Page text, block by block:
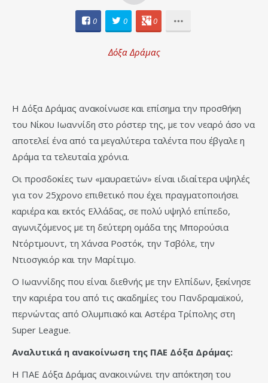
0 0 0
Δόξα Δράμας
Η Δόξα Δράμας ανακοίνωσε και επίσημα την προσθήκη
του Νίκου Ιωαννίδη στο ρόστερ της, με τον νεαρό άσο να
αποτελεί ένα από τα μεγαλύτερα ταλέντα που έβγαλε η
Δράμα τα τελευταία χρόνια.
Οι προσδοκίες των «μαυραετών» είναι ιδιαίτερα υψηλές
για τον 25χρονο επιθετικό που έχει πραγματοποιήσει
καριέρα και εκτός Ελλάδας, σε πολύ υψηλό επίπεδο,
αγωνιζόμενος με τη δεύτερη ομάδα της Μπορούσια
Ντόρτμουντ, τη Χάνσα Ροστόκ, την Τσβόλε, την
Ντιοσγκιόρ και την Μαρίτιμο.
Ο Ιωαννίδης που είναι διεθνής με την Ελπίδων, ξεκίνησε
την καριέρα του από τις ακαδημίες του Πανδραμαϊκού,
περνώντας από Ολυμπιακό και Αστέρα Τρίπολης στη
Super League.
Αναλυτικά η ανακοίνωση της ΠΑΕ Δόξα Δράμας:
Η ΠΑΕ Δόξα Δράμας ανακοινώνει την απόκτηση του